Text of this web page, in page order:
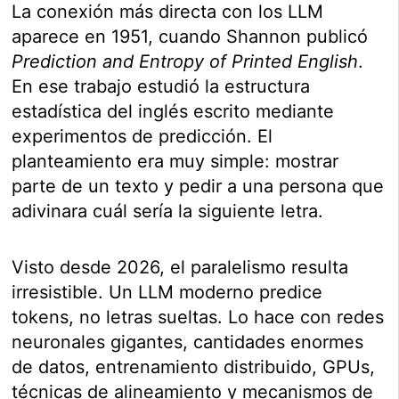
La conexión más directa con los LLM
aparece en 1951, cuando Shannon publicó
Prediction and Entropy of Printed English.
En ese trabajo estudió la estructura
estadística del inglés escrito mediante
experimentos de predicción. El
planteamiento era muy simple: mostrar
parte de un texto y pedir a una persona que
adivinara cuál sería la siguiente letra.
Visto desde 2026, el paralelismo resulta
irresistible. Un LLM moderno predice
tokens, no letras sueltas. Lo hace con redes
neuronales gigantes, cantidades enormes
de datos, entrenamiento distribuido, GPUs,
técnicas de alineamiento y mecanismos de